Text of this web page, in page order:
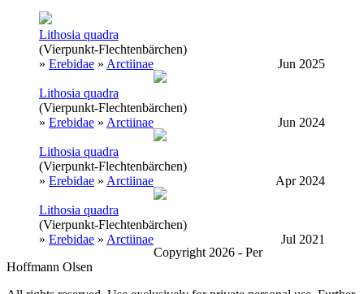
Lithosia quadra
(Vierpunkt-Flechtenbärchen)
» Erebidae » Arctiinae Jun 2025
Lithosia quadra
(Vierpunkt-Flechtenbärchen)
» Erebidae » Arctiinae Jun 2024
Lithosia quadra
(Vierpunkt-Flechtenbärchen)
» Erebidae » Arctiinae Apr 2024
Lithosia quadra
(Vierpunkt-Flechtenbärchen)
» Erebidae » Arctiinae
Jul 2021
Copyright 2026 - Per
Hoffmann Olsen